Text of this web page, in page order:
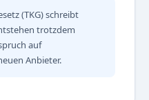
(TKG) schreibt
trotzdem
auf
Anbieter.